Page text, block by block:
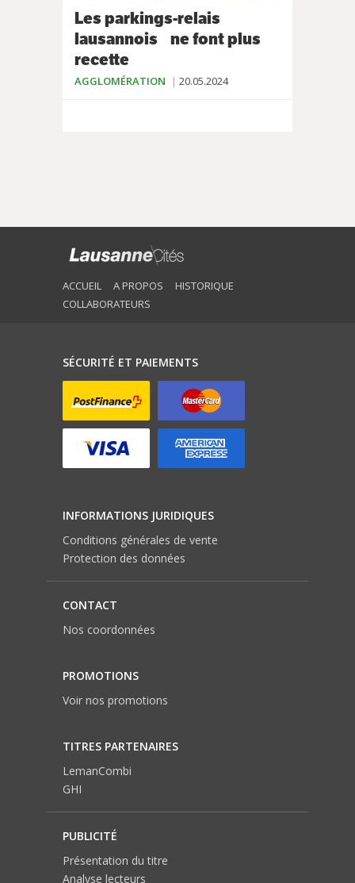
Les parkings-relais
lausannois ne font plus
recette
AGGLOMÉRATION 20.05.2024
ACCUEIL A PROPOS
HISTORIQUE
COLLABORATEURS
SÉCURITÉ ET PAIEMENTS
INFORMATIONS JURIDIQUES
Conditions générales de vente
Protection des données
CONTACT
Nos coordonnées
PROMOTIONS
Voir nos promotions
TITRES PARTENAIRES
LemanCombi
GHI
PUBLICITÉ
Présentation du titre
Analyse lecteurs